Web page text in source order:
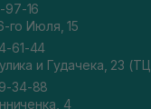
97-16
го Июля, 15
61-44
и Гудачека, 23
34-88
4